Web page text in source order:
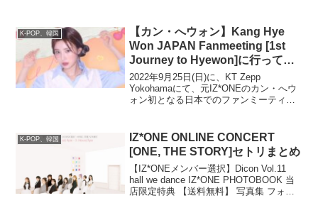
K-POP、韓国
【カン・へウォン】Kang Hye
Won JAPAN Fanmeeting [1st
Journey to Hyewon]に行ってき
た！【ファンミ】
2022年9月25日(日)に、KT Zepp
Yokohamaにて、元IZ*ONEのカン・へウ
ォン初となる日本でのファンミーティン
イベント...
K-POP、韓国
IZ*ONE ONLINE CONCERT
[ONE, THE STORY]セトリまとめ
【IZ*ONEメンバー選択】Dicon Vol.11
hall we dance IZ*ONE PHOTOBOOK 当
店限定特典 【送料無料】 写真集 フォト